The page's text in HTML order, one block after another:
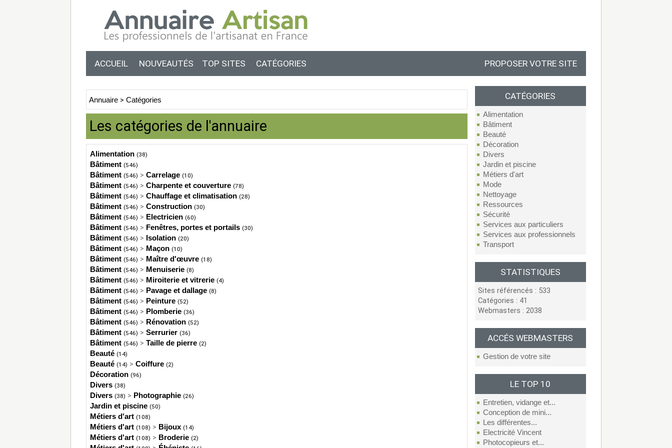
ACCUEIL NOUVEAUTÉS TOP SITES CATÉGORIES PROPOSER VOTRE SITE
CATÉGORIES
Alimentation
Bâtiment
Beauté
Décoration
Divers
Jardin et piscine
Métiers d'art
Mode
Nettoyage
Ressources
Sécurité
Services aux particuliers
Services aux professionnels
Transport
STATISTIQUES
Sites référencés : 533
Catégories : 41
Webmasters : 2038
ACCÉS WEBMASTERS
Gestion de votre site
LE TOP 10
Entretien, vidange et...
Conception de mini...
Les différentes...
Electricité Vincent
Photocopieurs et...
Annuaire > Catégories
Les catégories de l'annuaire
Alimentation (38)
Bâtiment (546)
Bâtiment (546) > Carrelage (10)
Bâtiment (546) > Charpente et couverture (78)
Bâtiment (546) > Chauffage et climatisation (28)
Bâtiment (546) > Construction (30)
Bâtiment (546) > Electricien (60)
Bâtiment (546) > Fenêtres, portes et portails (30)
Bâtiment (546) > Isolation (20)
Bâtiment (546) > Maçon (10)
Bâtiment (546) > Maître d'œuvre (18)
Bâtiment (546) > Menuiserie (8)
Bâtiment (546) > Miroiterie et vitrerie (4)
Bâtiment (546) > Pavage et dallage (8)
Bâtiment (546) > Peinture (52)
Bâtiment (546) > Plomberie (36)
Bâtiment (546) > Rénovation (52)
Bâtiment (546) > Serrurier (36)
Bâtiment (546) > Taille de pierre (2)
Beauté (14)
Beauté (14) > Coiffure (2)
Décoration (96)
Divers (38)
Divers (38) > Photographie (26)
Jardin et piscine (50)
Métiers d'art (108)
Métiers d'art (108) > Bijoux (14)
Métiers d'art (108) > Broderie (2)